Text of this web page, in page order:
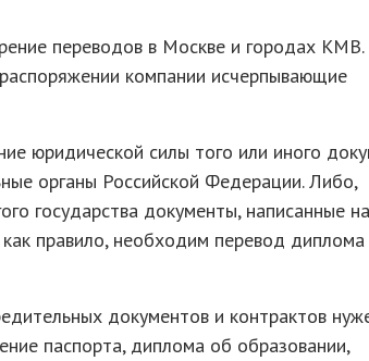
переводов в Москве и городах
компании исчерпывающие
юридической силы того или иного
органы Российской Федерации. Либо,
государства документы, написанные на
правило, необходим перевод диплома
документов и контрактов
паспорта, диплома об образовании,